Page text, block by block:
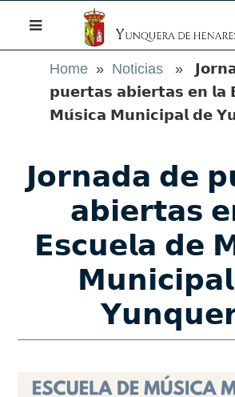
Home » Noticias »
𝗽𝘂𝗲𝗿𝘁𝗮𝘀 𝗮𝗯𝗶𝗲𝗿𝘁𝗮𝘀 𝗲𝗻 𝗹𝗮
𝗠𝘂́𝘀𝗶𝗰𝗮 𝗠𝘂𝗻𝗶𝗰𝗶𝗽𝗮𝗹 𝗱𝗲
𝗝𝗼𝗿𝗻𝗮𝗱𝗮 𝗱𝗲
𝗮𝗯𝗶𝗲𝗿𝘁𝗮𝘀
𝗘𝘀𝗰𝘂𝗲𝗹𝗮 𝗱𝗲